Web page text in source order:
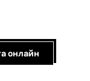
онлайн